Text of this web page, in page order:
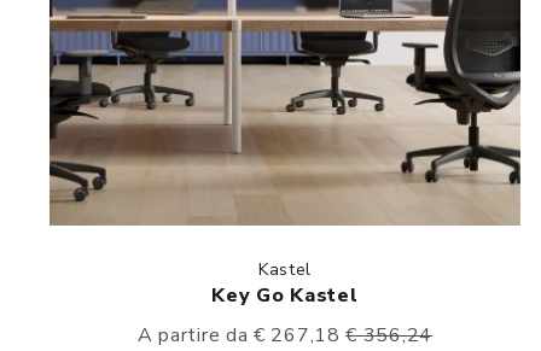
Kastel
Key Go Kastel
A partire da € 267,18€ 356,24